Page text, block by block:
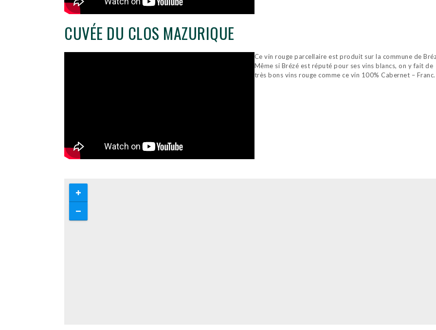
CUVÉE DU CLOS MAZURIQUE
Ce vin rouge parcellaire est produit sur la commune de
Même si Brézé est réputé pour ses vins blancs, on y fait de
très bons vins rouge comme ce vin 100% Cabernet – Franc.